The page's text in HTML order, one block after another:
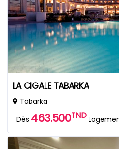
LA CIGALE TABARKA
Tabarka
Dès 463.500TND Logement